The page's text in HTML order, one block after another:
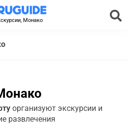
Монако
организуют экскурсии и
развлечения